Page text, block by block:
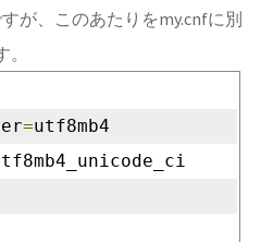
が、このあたりをmy.cnfに別
=utf8mb4